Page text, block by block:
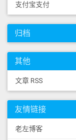
支付宝支付
归档
其他
文章 RSS
友情链接
老左博客